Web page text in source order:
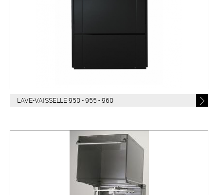
LAVE-VAISSELLE 950 - 955 - 960